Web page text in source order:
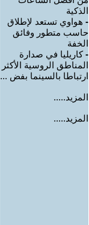
الذكية
- هواوي تستعد لإطلاق
حاسب متطور وفائق
الخفة
-كاريليا في صدارة
المناطق الروسية الأكثر
ارتباطا بالسينما بفض ...
المزيد.....
المزيد.....